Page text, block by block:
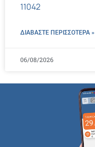
11042
ΔΙΑΒΑΣΤΕ ΠΕΡΙΣΣΌΤΕΡΑ »
06/08/2026